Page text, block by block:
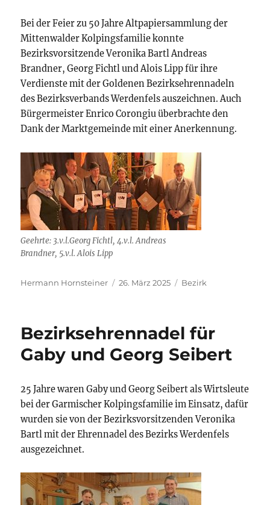
Bei der Feier zu 50 Jahre Altpapiersammlung der
Mittenwalder Kolpingsfamilie konnte
Bezirksvorsitzende Veronika Bartl Andreas
Brandner, Georg Fichtl und Alois Lipp für ihre
Verdienste mit der Goldenen Bezirksehrennadeln
des Bezirksverbands Werdenfels auszeichnen. Auch
Bürgermeister Enrico Corongiu überbrachte den
Dank der Marktgemeinde mit einer Anerkennung.
Geehrte: 3.v.l.Georg Fichtl, 4.v.l. Andreas
Brandner, 5.v.l. Alois Lipp
Autor
Hermann Hornsteiner
Veröffentlicht
26. März 2025 Kategorien
Bezirk
Bezirksehrennadel für
Gaby und Georg Seibert
25 Jahre waren Gaby und Georg Seibert als Wirtsleute
bei der Garmischer Kolpingsfamilie im Einsatz, dafür
wurden sie von der Bezirksvorsitzenden Veronika
Bartl mit der Ehrennadel des Bezirks Werdenfels
ausgezeichnet.